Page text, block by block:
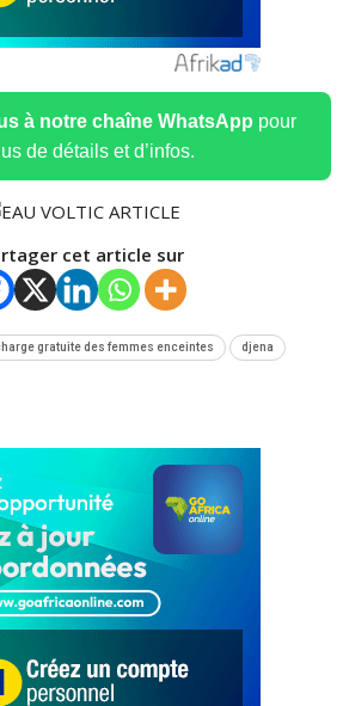
à notre chaîne WhatsApp pour
de détails et d’infos.
cet article sur
gratuite des femmes enceintes djena